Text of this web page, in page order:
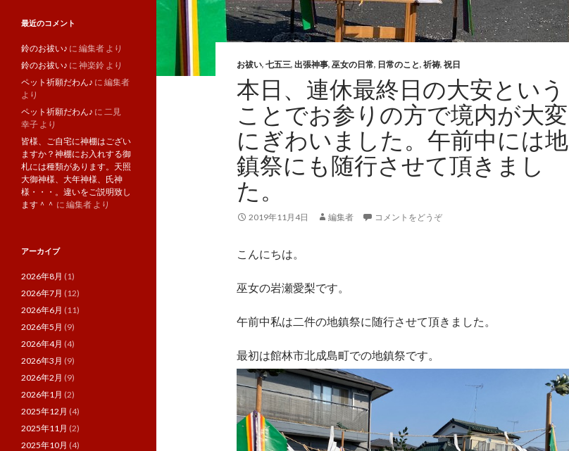
お祓い, 七五三, 出張神事, 巫女の日常, 日常のこと, 祈祷, 祝日
本日、連休最終日の大安という
ことでお参りの方で境内が大変
にぎわいました。午前中には地
鎮祭にも随行させて頂きまし
た。
2019年11月4日 編集者 コメントをどうぞ
こんにちは。
巫女の岩瀬愛梨です。
午前中私は二件の地鎮祭に随行させて頂きました。
最初は館林市北成島町での地鎮祭です。
最近のコメント
鈴のお祓い♪ に 編集者 より
鈴のお祓い♪ に 神楽鈴 より
ペット祈願だわん♪ に 編集者
より
ペット祈願だわん♪ に 二見
幸子 より
皆様、ご自宅に神棚はござい
ますか？神棚にお入れする御
札には種類があります。天照
大御神様、大年神様、氏神
様・・・。違いをご説明致し
ます＾＾ に 編集者 より
アーカイブ
2026年8月 (1)
2026年7月 (12)
2026年6月 (11)
2026年5月 (9)
2026年4月 (4)
2026年3月 (9)
2026年2月 (9)
2026年1月 (2)
2025年12月 (4)
2025年11月 (2)
2025年10月 (4)